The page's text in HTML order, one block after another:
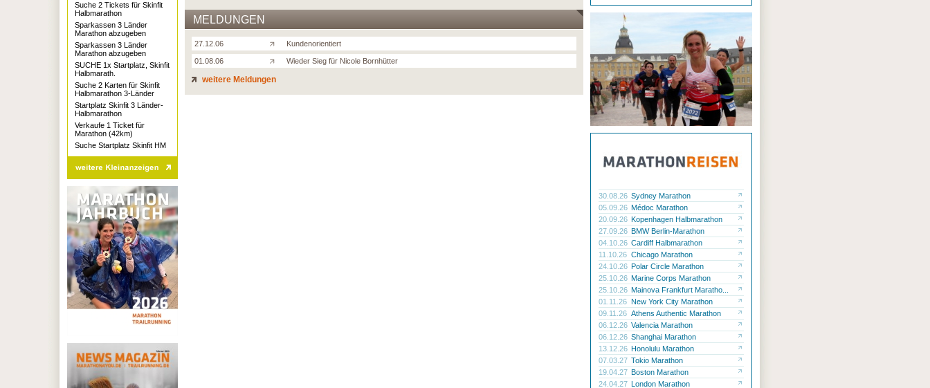
MELDUNGEN
27.12.06 Kundenorientiert
01.08.06 Wieder Sieg für Nicole Bornhütter
weitere Meldungen
30.08.26 Sydney Marathon
05.09.26 Médoc Marathon
20.09.26 Kopenhagen Halbmarathon
27.09.26 BMW Berlin-Marathon
04.10.26 Cardiff Halbmarathon
11.10.26 Chicago Marathon
24.10.26 Polar Circle Marathon
25.10.26 Marine Corps Marathon
25.10.26 Mainova Frankfurt Maratho...
01.11.26 New York City Marathon
09.11.26 Athens Authentic Marathon
06.12.26 Valencia Marathon
06.12.26 Shanghai Marathon
13.12.26 Honolulu Marathon
07.03.27 Tokio Marathon
19.04.27 Boston Marathon
24.04.27 London Marathon
Suche 2 Tickets für Skinfit
Halbmarathon
Sparkassen 3 Länder
Marathon abzugeben
Sparkassen 3 Länder
Marathon abzugeben
SUCHE 1x Startplatz, Skinfit
Halbmarath.
Suche 2 Karten für Skinfit
Halbmarathon 3-Länder
Startplatz Skinfit 3 Länder-
Halbmarathon
Verkaufe 1 Ticket für
Marathon (42km)
Suche Startplatz Skinfit HM